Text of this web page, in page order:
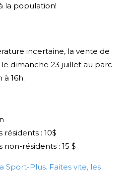
la population!
incertaine, la vente de
dimanche 23 juillet au parc
à 16h.
: 10$
résidents : 15 $
Sport-Plus. Faites vite, les